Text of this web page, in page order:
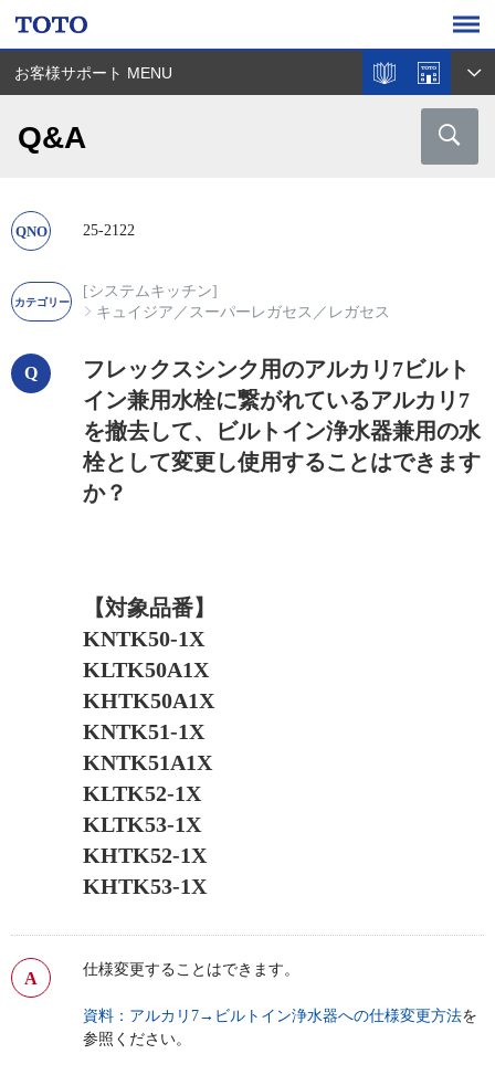
お客様サポート MENU
Q&A
25-2122
[システムキッチン]
キュイジア ／ スーパーレガセス ／ レガセス
フレックスシンク用のアルカリ7ビルト
イン兼用水栓に繋がれているアルカリ7
を撤去して、ビルトイン浄水器兼用の水
栓として変更し使用することはできます
か？
【対象品番】
KNTK50-1X
KLTK50A1X
KHTK50A1X
KNTK51-1X
KNTK51A1X
KLTK52-1X
KLTK53-1X
KHTK52-1X
KHTK53-1X
仕様変更することはできます。
資料：アルカリ7→ビルトイン浄水器への仕様変更方法を
参照ください。